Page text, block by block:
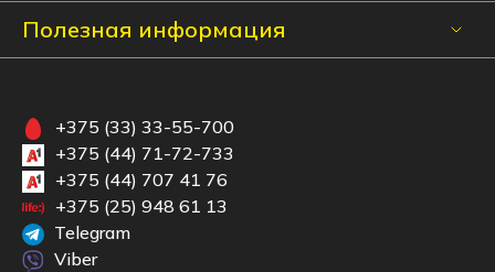
Полезная информация
+375 (33) 33-55-700
+375 (44) 71-72-733
+375 (44) 707 41 76
+375 (25) 948 61 13
Telegram
Viber